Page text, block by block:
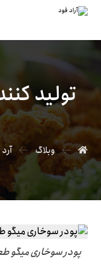
تولید
وبلاگ
پودر سوخاری میگو